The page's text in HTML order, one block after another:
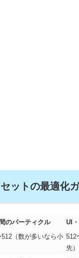
ットの最適化
のパーティクル
UI
512（数が多いなら小 512
先）